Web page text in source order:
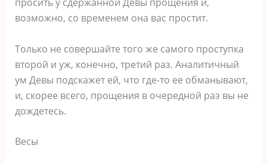
возможно, со временем она вас простит.
Только не совершайте того же самого проступка
второй и уж, конечно, третий раз. Аналитичный
ум Девы подскажет ей, что где-то ее обманывают,
и, скорее всего, прощения в очередной раз вы не
дождетесь.
Весы